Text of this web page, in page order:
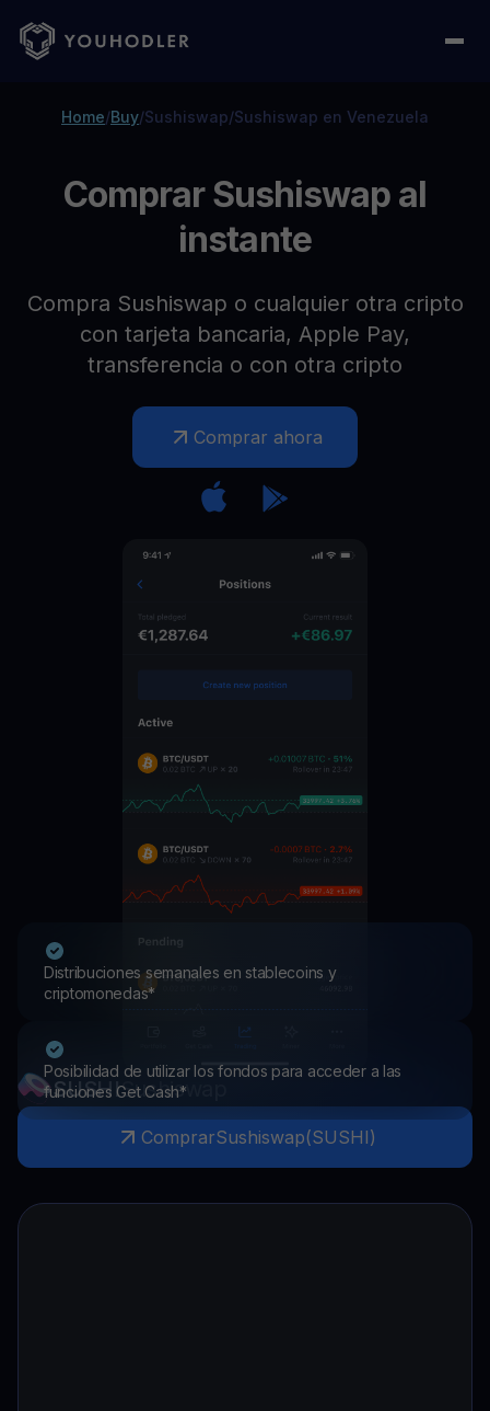
Home/Buy/Sushiswap/Sushiswap en Venezuela
Comprar Sushiswap al
instante
Compra Sushiswap o cualquier otra cripto
con tarjeta bancaria, Apple Pay,
transferencia o con otra cripto
Comprar ahora
Distribuciones semanales en stablecoins y
criptomonedas*
Posibilidad de utilizar los fondos para acceder a las
funciones Get Cash*
SUSHISushiswap
ComprarSushiswap(SUSHI)